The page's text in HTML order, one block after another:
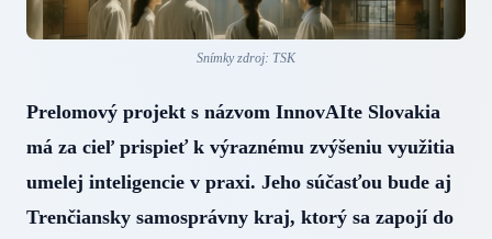
Snímky zdroj: TSK
Prelomový projekt s názvom InnovAIte Slovakia
má za cieľ prispieť k výraznému zvýšeniu využitia
umelej inteligencie v praxi. Jeho súčasťou bude aj
Trenčiansky samosprávny kraj, ktorý sa zapojí do